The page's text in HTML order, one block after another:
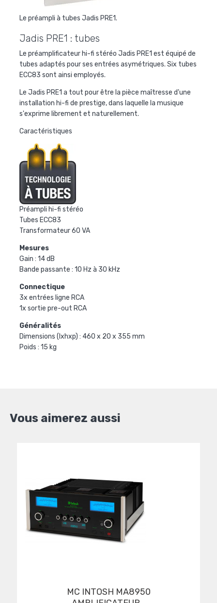
Le préampli à tubes Jadis PRE1.
Jadis PRE1 : tubes
Le préamplificateur hi-fi stéréo Jadis PRE1 est équipé de
tubes adaptés pour ses entrées asymétriques. Six tubes
ECC83 sont ainsi employés.
Le Jadis PRE1 a tout pour être la pièce maîtresse d'une
installation hi-fi de prestige, dans laquelle la musique
s'exprime librement et naturellement.
Caractéristiques
Préampli hi-fi stéréo
Tubes ECC83
Transformateur 60 VA
Mesures
Gain : 14 dB
Bande passante : 10 Hz à 30 kHz
Connectique
3x entrées ligne RCA
1x sortie pre-out RCA
Généralités
Dimensions (lxhxp) : 460 x 20 x 355 mm
Poids : 15 kg
Vous aimerez aussi
MC INTOSH MA8950